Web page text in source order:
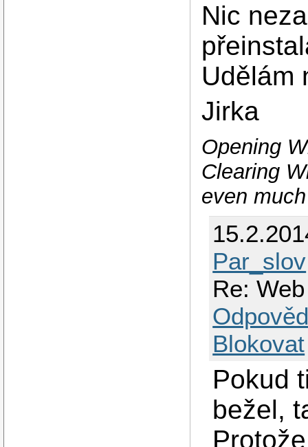
Nic
Udělám
Jirka
Opening
Clearing
even
Par_slov
Re:
Blokovat
Pokud
bežel,